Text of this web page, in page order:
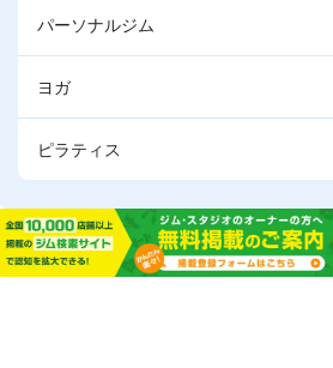
パーソナルジム
ヨガ
ピラティス